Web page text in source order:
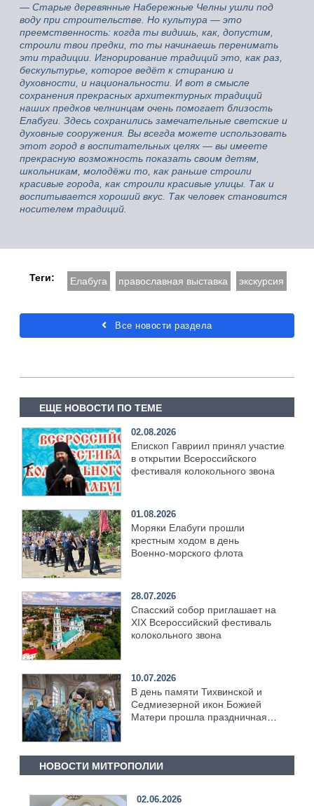
— Старые деревянные Набережные Челны ушли под
воду при строительстве. Но культура — это
преемственность: когда ты видишь, как, допустим,
строили твои предки, то ты начинаешь перенимать
эти традиции. Игнорирование традиций это, как раз,
бескультурье, которое ведёт к стиранию и
духовности, и национальности. И вот в смысле
сохранения прекрасных архитектурных традиций
наших предков челнинцам очень помогает близость
Елабуги. Здесь сохранились замечательные светские и
духовные сооружения. Вы всегда можете использовать
этот город в воспитательных целях — вы имеете
прекрасную возможность показать своим детям,
школьникам, молодёжи то, как раньше строили
красивые города, как строили красивые улицы. Так и
воспитывается хороший вкус. Так человек становится
носителем традиций.
Теги: Елабуга православная выставка экскурсия
Все новости раздела
ЕЩЕ НОВОСТИ ПО ТЕМЕ
02.08.2026
Епископ Гавриил принял участие
в открытии Всероссийского
фестиваля колокольного звона
01.08.2026
Моряки Елабуги прошли
крестным ходом в день
Военно‑морского флота
28.07.2026
Спасский собор приглашает на
XIX Всероссийский фестиваль
колокольного звона
10.07.2026
В день памяти Тихвинской и
Седмиезерной икон Божией
Матери прошла праздничная
НОВОСТИ МИТРОПОЛИИ
02.06.2026